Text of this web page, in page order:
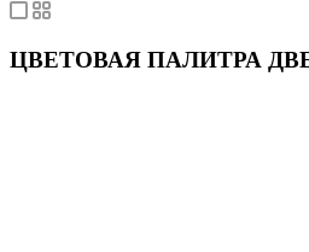
ЦВЕТОВАЯ ПАЛИТРА